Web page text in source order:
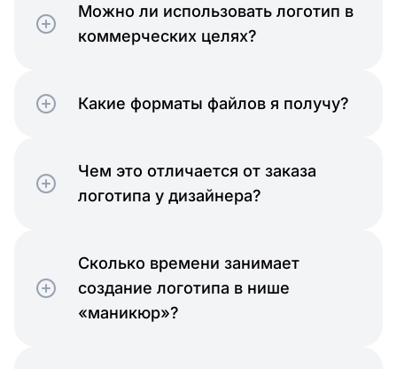
Можно ли использовать логотип в
коммерческих целях?
Какие форматы файлов я получу?
Чем это отличается от заказа
логотипа у дизайнера?
Сколько времени занимает
создание логотипа в нише
«маникюр»?